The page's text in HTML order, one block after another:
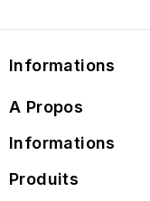
Informations
A Propos
Informations
Produits